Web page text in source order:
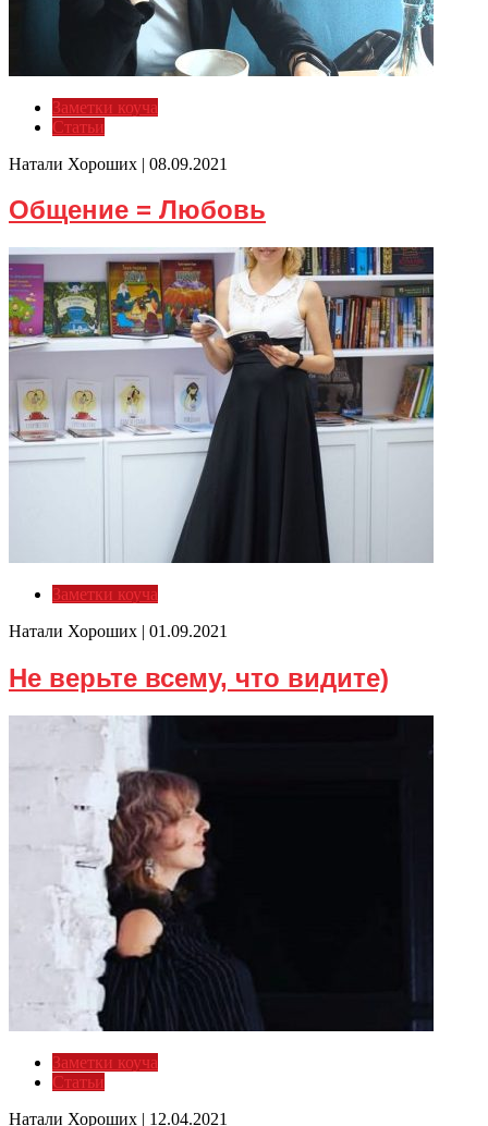
Заметки коуча
Статьи
Натали Хороших | 08.09.2021
Общение = Любовь
Заметки коуча
Натали Хороших | 01.09.2021
Не верьте всему, что видите)
Заметки коуча
Статьи
Натали Хороших | 12.04.2021